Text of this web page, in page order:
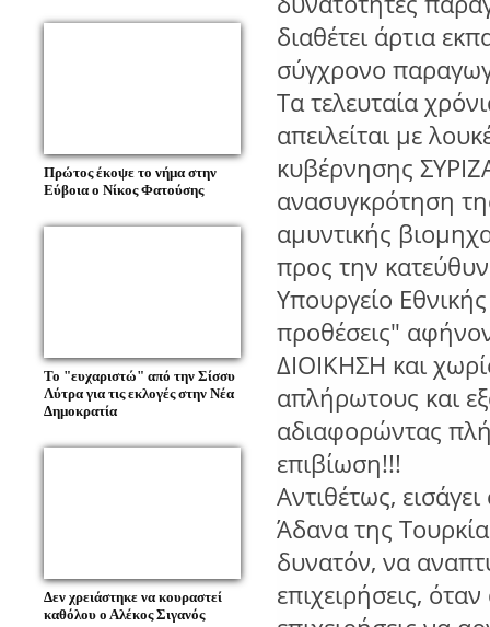
Πρώτος έκοψε το νήμα στην
Εύβοια ο Νίκος Φατούσης
To "ευχαριστώ" από την Σίσσυ
Λύτρα για τις εκλογές στην Νέα
Δημοκρατία
Δεν χρειάστηκε να κουραστεί
καθόλου ο Αλέκος Σιγανός
διαθέτει άρτια
σύγχρονο
Τα τελευταία
απειλείται με
κυβέρνησης
ανασυγκρότηση
αμυντικής
προς την
Υπουργείο
προθέσεις"
ΔΙΟΙΚΗΣΗ και
απλήρωτους και
αδιαφορώντας
επιβίωση!!!
Αντιθέτως,
Άδανα της
δυνατόν, να
επιχειρήσεις,